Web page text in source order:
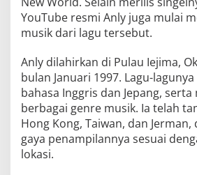
YouTube resmi Anly juga mulai
musik dari lagu tersebut.
Anly dilahirkan di Pulau Iejima,
bulan Januari 1997. Lagu-
bahasa Inggris dan Jepang, serta
berbagai genre musik. Ia telah
Hong Kong, Taiwan, dan
gaya penampilannya sesuai
lokasi.